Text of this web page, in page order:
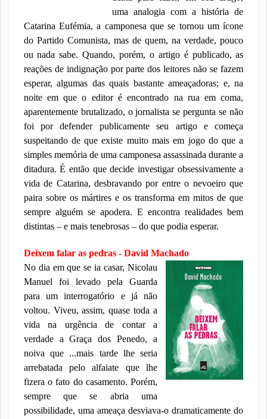
uma analogia com a história de
Catarina Eufémia, a camponesa que se tornou um ícone
do Partido Comunista, mas de quem, na verdade, pouco
ou nada sabe. Quando, porém, o artigo é publicado, as
reações de indignação por parte dos leitores não se fazem
esperar, algumas das quais bastante ameaçadoras; e, na
noite em que o editor é encontrado na rua em coma,
aparentemente brutalizado, o jornalista se pergunta se não
foi por defender publicamente seu artigo e começa
suspeitando de que existe muito mais em jogo do que a
simples memória de uma camponesa assassinada durante a
ditadura. É então que decide investigar obsessivamente a
vida de Catarina, desbravando por entre o nevoeiro que
paira sobre os mártires e os transforma em mitos de que
sempre alguém se apodera. E encontra realidades bem
distintas – e mais tenebrosas – do que podia esperar.
Deixem falar as pedras - David Machado
No dia em que se ia casar, Nicolau
Manuel foi levado pela Guarda
para um interrogatório e já não
voltou. Viveu, assim, quase toda a
vida na urgência de contar a
verdade a Graça dos Penedo, a
noiva que ...mais tarde lhe seria
arrebatada pelo alfaiate que lhe
fizera o fato do casamento. Porém,
sempre que se abria uma
possibilidade, uma ameaça desviava-o dramaticamente do